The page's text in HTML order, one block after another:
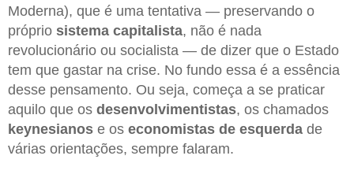
Moderna), que é uma tentativa — preservando o
próprio sistema capitalista, não é nada
revolucionário ou socialista — de dizer que o Estado
tem que gastar na crise. No fundo essa é a essência
desse pensamento. Ou seja, começa a se praticar
aquilo que os desenvolvimentistas, os chamados
keynesianos e os economistas de esquerda de
várias orientações, sempre falaram.